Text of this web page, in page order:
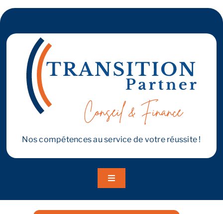
Estimez votre entreprise
Prendre RDV
Nos compétences au service de votre réussite !
Toggle